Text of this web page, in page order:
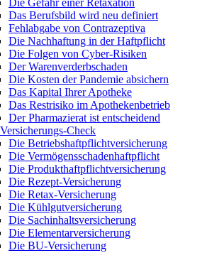
Die Gefahr einer Retaxation
Das Berufsbild wird neu definiert
Fehlabgabe von Contrazeptiva
Die Nachhaftung in der Haftpflicht
Die Folgen von Cyber-Risiken
Der Warenverderbschaden
Die Kosten der Pandemie absichern
Das Kapital Ihrer Apotheke
Das Restrisiko im Apothekenbetrieb
Der Pharmazierat ist entscheidend
Check
Die Betriebshaftpflichtversicherung
Die Vermögensschadenhaftpflicht
Die Produkthaftpflichtversicherung
Die Rezept-Versicherung
Die Retax-Versicherung
Die Kühlgutversicherung
Die Sachinhaltsversicherung
Die Elementarversicherung
Die BU-Versicherung